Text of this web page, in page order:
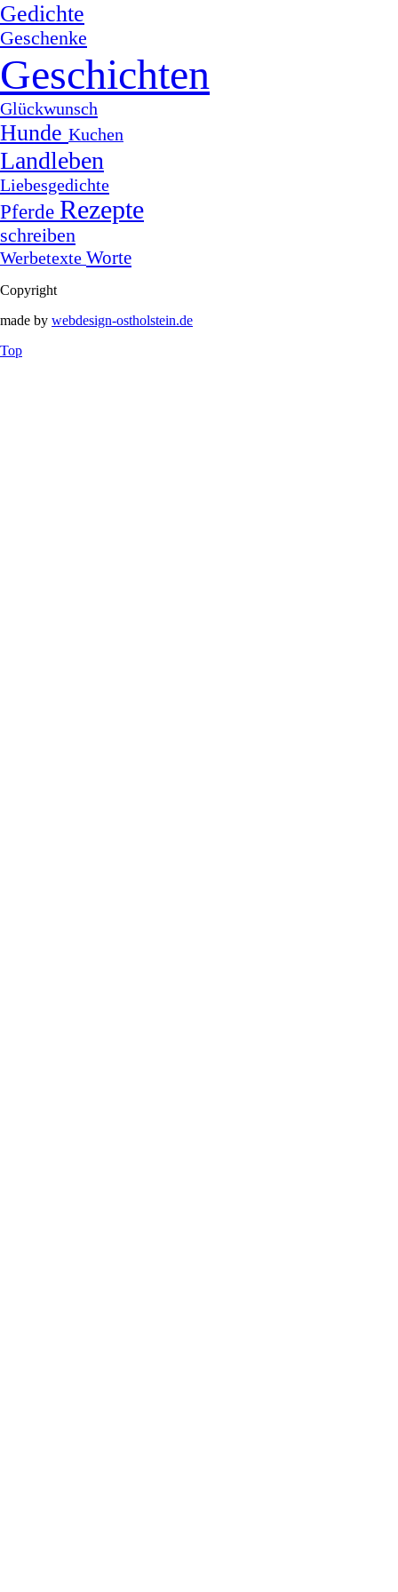
Gedichte
Geschenke
Geschichten
Glückwunsch
Hunde Kuchen
Landleben
Liebesgedichte
Pferde Rezepte
schreiben
Werbetexte Worte
Copyright
made by webdesign-ostholstein.de
Top